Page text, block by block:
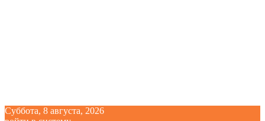
Суббота, 8 августа, 2026